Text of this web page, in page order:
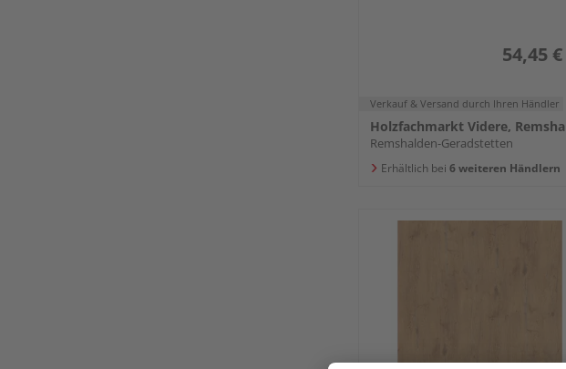
54,45 €
Verkauf & Versand durch Ihren Händler
Remshalden-Geradstetten
Erhältlich bei 6 weiteren Händlern